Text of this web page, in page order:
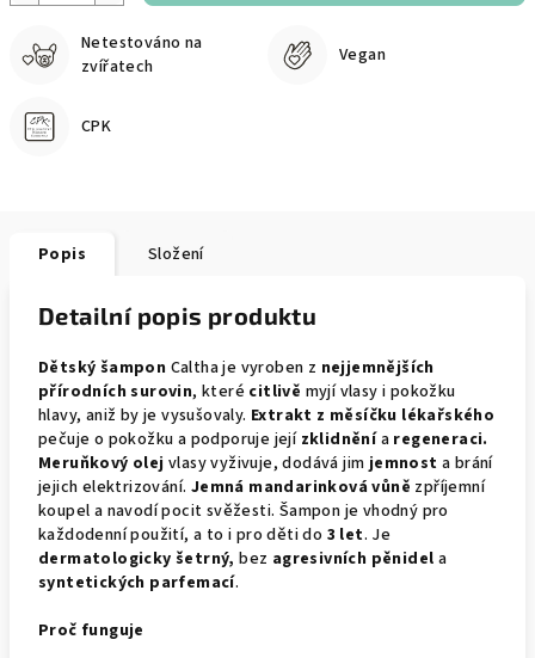
Netestováno na
zvířatech
Vegan
CPK
Popis Složení
Detailní popis produktu
Dětský šampon Caltha je vyroben z nejjemnějších
přírodních surovin, které citlivě myjí vlasy i pokožku
hlavy, aniž by je vysušovaly. Extrakt z měsíčku lékařského
pečuje o pokožku a podporuje její zklidněnía regeneraci.
Meruňkový olej vlasy vyživuje, dodává jimjemnost a brání
jejich elektrizování. Jemná mandarinková vůně zpříjemní
koupel a navodí pocit svěžesti. Šampon je vhodný pro
každodenní použití, a to i pro děti do 3 let. Je
dermatologicky šetrný, bez agresivních pěnidel a
syntetických parfemací.
Proč funguje